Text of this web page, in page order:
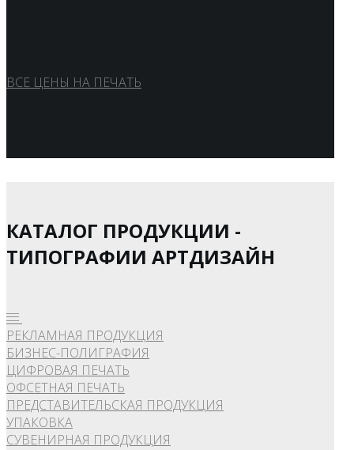
ВСЕ ЦЕНЫ НА ПЕЧАТЬ
КАТАЛОГ ПРОДУКЦИИ -
ТИПОГРАФИИ АРТДИЗАЙН
РЕКЛАМНАЯ ПРОДУКЦИЯ
БИЗНЕС-ПОЛИГРАФИЯ
ЦИФРОВАЯ ПЕЧАТЬ
ОФСЕТНАЯ ПЕЧАТЬ
ПРЕДСТАВИТЕЛЬСКАЯ ПРОДУКЦИЯ
УПАКОВКА
СУВЕНИРНАЯ ПРОДУКЦИЯ